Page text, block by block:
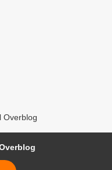
Overblog